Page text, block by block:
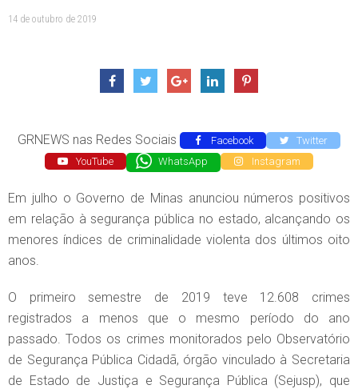
14 de outubro de 2019
GRNEWS nas Redes Sociais Facebook
Twitter
YouTube
WhatsApp Instagram
Em julho o Governo de Minas anunciou números positivos
em relação à segurança pública no estado, alcançando os
menores índices de criminalidade violenta dos últimos oito
anos.
O primeiro semestre de 2019 teve 12.608 crimes
registrados a menos que o mesmo período do ano
passado. Todos os crimes monitorados pelo Observatório
de Segurança Pública Cidadã, órgão vinculado à Secretaria
de Estado de Justiça e Segurança Pública (Sejusp), que